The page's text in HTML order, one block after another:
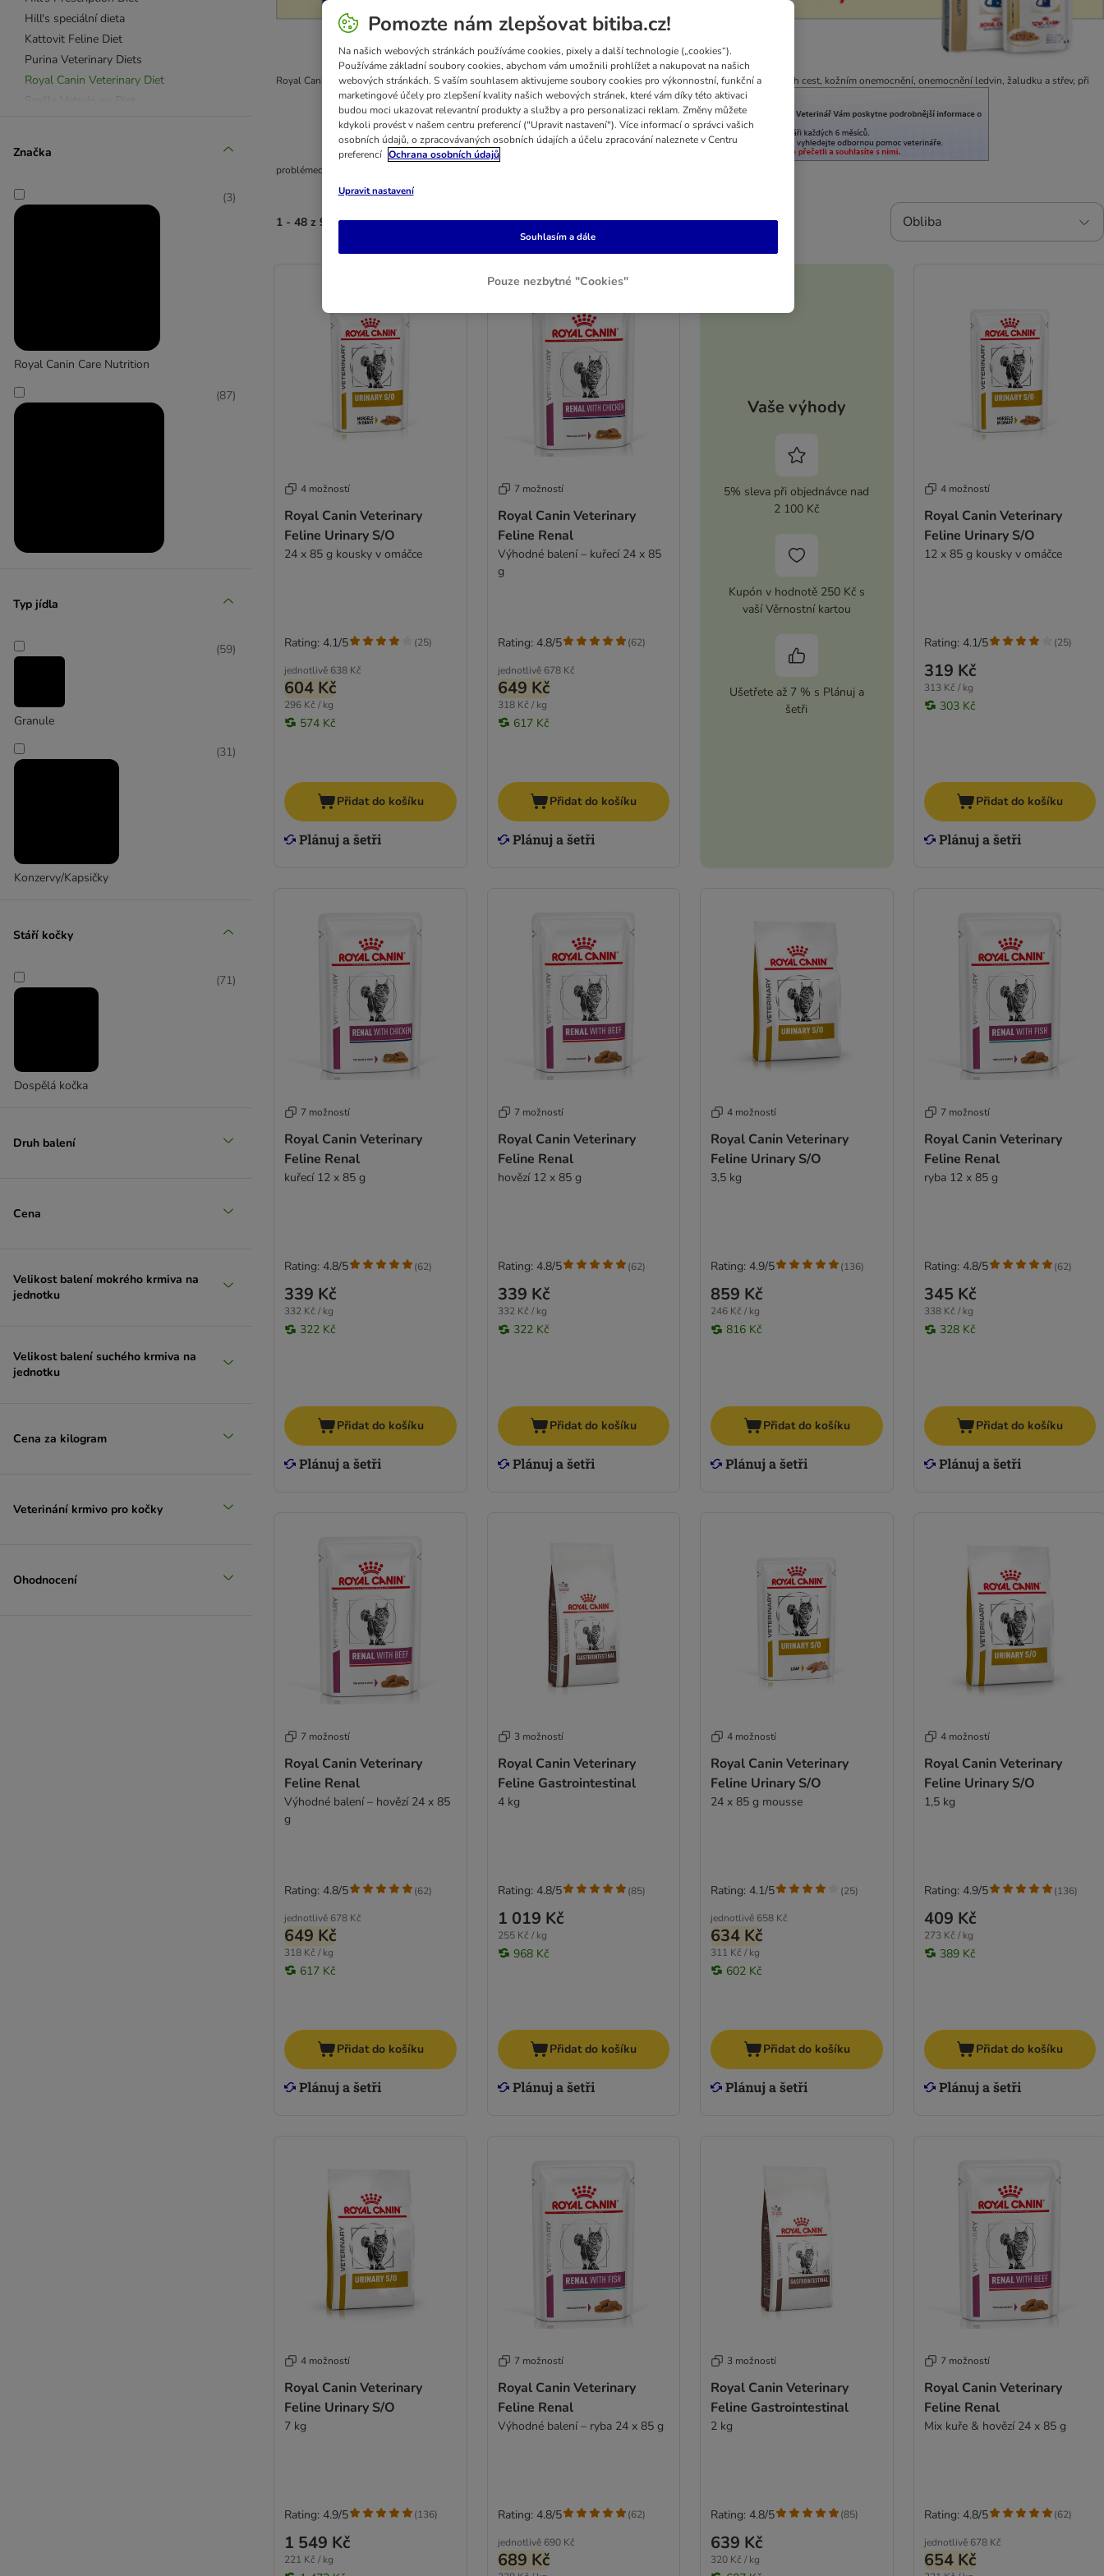
Hill's speciální dieta
Kattovit Feline Diet
Purina Veterinary Diets
Royal Canin Veterinary Diet
Značka
Royal Canin Care Nutrition
(3)
(87)
Typ jídla
Granule
(59)
Konzervy/Kapsičky
(31)
Stáří kočky
Dospělá kočka
(71)
Druh balení
Cena
Velikost balení mokrého krmiva na
jednotku
Velikost balení suchého krmiva na
jednotku
Cena za kilogram
Veterinání krmivo pro kočky
Ohodnocení
Royal Canin Veterinary Diet je krmivo speciálně navržené pro podporu léčby problémů (např. při onemocnění močových cest, kožním onemocnění, onemocnění ledvin, žaludku a střev, při
problémech s pohyblivostí, či obezitě).
1 - 48 z 90 výsledků Obliba
4 možností
Royal Canin Veterinary
Feline Urinary S/O
24 x 85 g kousky v omáčce
jednotlivě 638 Kč
604 Kč
296 Kč / kg
574 Kč
Rating: 4.1/5 (25)
Přidat do košíku
7 možností
Royal Canin Veterinary
Feline Renal
Výhodné balení – kuřecí 24 x 85
g
jednotlivě 678 Kč
649 Kč
318 Kč / kg
617 Kč
Rating: 4.8/5 (62)
Přidat do košíku
Vaše výhody
5% sleva při objednávce nad
2 100 Kč
Kupón v hodnotě 250 Kč s
vaší Věrnostní kartou
Ušetřete až 7 % s Plánuj a
šetři
4 možností
Royal Canin Veterinary
Feline Urinary S/O
12 x 85 g kousky v omáčce
319 Kč
313 Kč / kg
303 Kč
Rating: 4.1/5 (25)
Přidat do košíku
7 možností
Royal Canin Veterinary
Feline Renal
kuřecí 12 x 85 g
339 Kč
332 Kč / kg
322 Kč
Rating: 4.8/5 (62)
Přidat do košíku
7 možností
Royal Canin Veterinary
Feline Renal
hovězí 12 x 85 g
339 Kč
332 Kč / kg
322 Kč
Rating: 4.8/5 (62)
Přidat do košíku
4 možností
Royal Canin Veterinary
Feline Urinary S/O
3,5 kg
859 Kč
246 Kč / kg
816 Kč
Rating: 4.9/5 (136)
Přidat do košíku
7 možností
Royal Canin Veterinary
Feline Renal
ryba 12 x 85 g
345 Kč
338 Kč / kg
328 Kč
Rating: 4.8/5 (62)
Přidat do košíku
7 možností
Royal Canin Veterinary
Feline Renal
Výhodné balení – hovězí 24 x 85
g
jednotlivě 678 Kč
649 Kč
318 Kč / kg
617 Kč
Rating: 4.8/5 (62)
Přidat do košíku
3 možností
Royal Canin Veterinary
Feline Gastrointestinal
4 kg
1 019 Kč
255 Kč / kg
968 Kč
Rating: 4.8/5 (85)
Přidat do košíku
4 možností
Royal Canin Veterinary
Feline Urinary S/O
24 x 85 g mousse
jednotlivě 658 Kč
634 Kč
311 Kč / kg
602 Kč
Rating: 4.1/5 (25)
Přidat do košíku
4 možností
Royal Canin Veterinary
Feline Urinary S/O
1,5 kg
409 Kč
273 Kč / kg
389 Kč
Rating: 4.9/5 (136)
Přidat do košíku
4 možností
Royal Canin Veterinary
Feline Urinary S/O
7 kg
1 549 Kč
221 Kč / kg
Rating: 4.9/5 (136)
7 možností
Royal Canin Veterinary
Feline Renal
Výhodné balení – ryba 24 x 85 g
jednotlivě 690 Kč
689 Kč
Rating: 4.8/5 (62)
3 možností
Royal Canin Veterinary
Feline Gastrointestinal
2 kg
639 Kč
320 Kč / kg
Rating: 4.8/5 (85)
7 možností
Royal Canin Veterinary
Feline Renal
Mix kuře & hovězí 24 x 85 g
jednotlivě 678 Kč
654 Kč
Rating: 4.8/5 (62)
Pomozte nám zlepšovat bitiba.cz!
Na našich webových stránkách používáme cookies, pixely a další technologie („cookies“).
Používáme základní soubory cookies, abychom vám umožnili prohlížet a nakupovat na našich
webových stránkách. S vaším souhlasem aktivujeme soubory cookies pro výkonnostní, funkční a
marketingové účely pro zlepšení kvality našich webových stránek, které vám díky této aktivaci
budou moci ukazovat relevantní produkty a služby a pro personalizaci reklam. Změny můžete
kdykoli provést v našem centru preferencí ("Upravit nastavení"). Více informací o správci vašich
osobních údajů, o zpracovávaných osobních údajích a účelu zpracování naleznete v Centru
preferencí Ochrana osobních údajů
Upravit nastavení
Pouze nezbytné "Cookies"
Souhlasím a dále